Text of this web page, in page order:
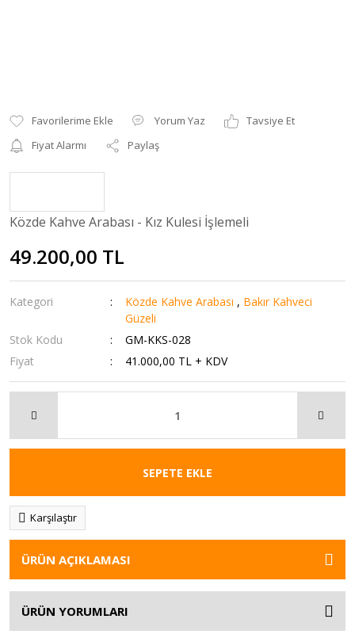
Yorum Yaz
Tavsiye Et
Fiyat Alarmı
Paylaş
Közde Kahve Arabası - Kız Kulesi İşlemeli
49.200,00 TL
Kategori Közde Kahve Arabası , Bakır Kahveci
Güzeli
Stok Kodu
GM-KKS-028
Fiyat
41.000,00 TL + KDV
SEPETE EKLE
Karşılaştır
ÜRÜN AÇIKLAMASI
ÜRÜN YORUMLARI